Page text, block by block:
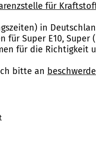
für
in
für Super E10,
für die
bitte an